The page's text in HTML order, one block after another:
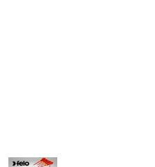
NAZWA